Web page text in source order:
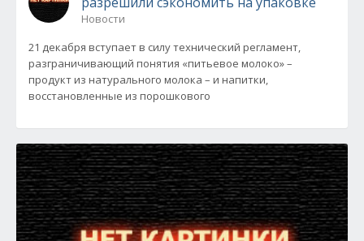
Новости
21 декабря вступает в силу технический регламент,
разграничивающий понятия «питьевое молоко» –
продукт из натурального молока – и напитки,
восстановленные из порошкового